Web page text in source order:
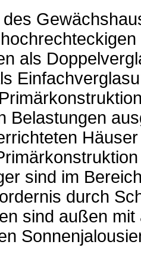
als
Belastungen
sind im
durch
sind außen